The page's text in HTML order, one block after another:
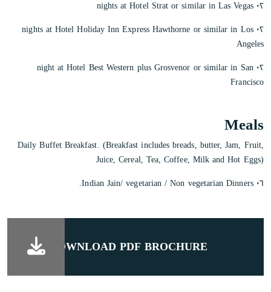
٠٢ nights at Hotel Strat or similar in Las Vegas
٠٢ nights at Hotel Holiday Inn Express Hawthorne or similar in Los
Angeles
٠٢ night at Hotel Best Western plus Grosvenor or similar in San
Francisco
Meals
Daily Buffet Breakfast. (Breakfast includes breads, butter, Jam, Fruit,
Juice, Cereal, Tea, Coffee, Milk and Hot Eggs)
٠٦ Indian Jain/ vegetarian / Non vegetarian Dinners.
DOWNLOAD PDF BROCHURE